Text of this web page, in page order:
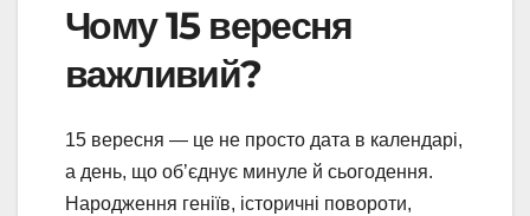
Чому 15 вересня
важливий?
15 вересня — це не просто дата в календарі,
а день, що об’єднує минуле й сьогодення.
Народження геніїв, історичні повороти,